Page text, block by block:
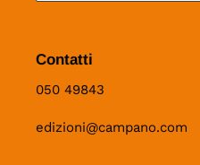
Contatti
050 49843
edizioni@campano.com